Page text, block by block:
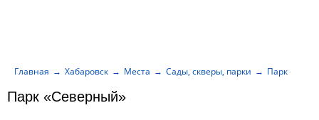
Парк «Северный»
Главная Хабаровск Места Сады, скверы, парки Парк